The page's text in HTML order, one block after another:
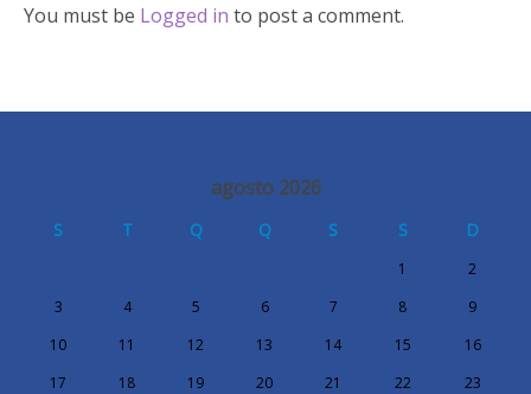
You must be Logged in to post a comment.
agosto 2026
S T Q Q S S D
1
2
3
4 5 6 7 8
9
10
11 12 13 14 15
16
17
18 19 20 21 22
23